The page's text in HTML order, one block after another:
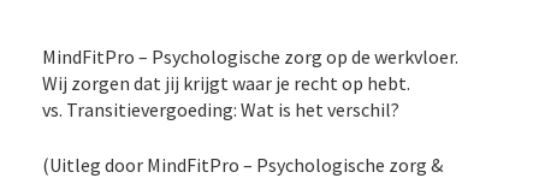
MindFitPro – Psychologische zorg op de werkvloer.
Wij zorgen dat jij krijgt waar je recht op hebt.
vs. Transitievergoeding: Wat is het verschil?
(Uitleg door MindFitPro – Psychologische zorg &